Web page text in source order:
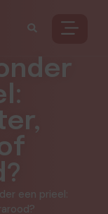
een prieel: